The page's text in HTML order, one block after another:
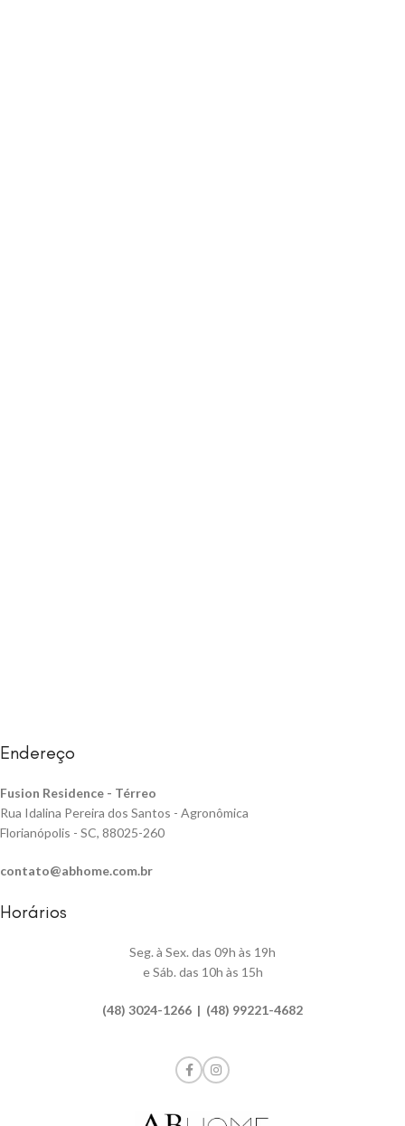
Endereço
Fusion Residence - Térreo
Rua Idalina Pereira dos Santos - Agronômica
Florianópolis - SC, 88025-260
contato@abhome.com.br
Horários
Seg. à Sex. das 09h às 19h
e Sáb. das 10h às 15h
(48) 3024-1266 | (48) 99221-4682